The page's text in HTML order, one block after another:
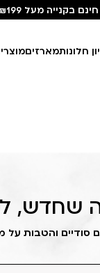
בקנייה מעל ₪199
חלונותמארזים
שחדש,
סודיים והטבות